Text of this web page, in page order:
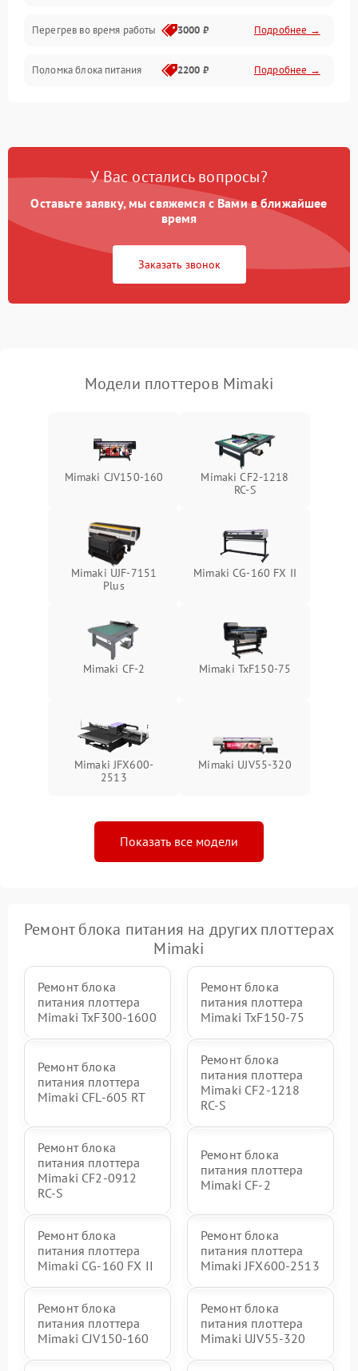
Корпус/Герметичность
Интерфейсы
Перегрев во время работы 3000 ₽ Подробнее →
Поломка блока питания 2200 ₽ Подробнее →
У Вас остались вопросы?
Оставьте заявку, мы свяжемся с Вами в ближайшее
время
Заказать звонок
Модели плоттеров Mimaki
Mimaki СJV150-160
Mimaki CF2-1218
RC-S
Mimaki UJF-7151
Plus
Mimaki CG-160 FX II
Mimaki CF-2 Mimaki TxF150-75
Mimaki JFX600-
2513
Mimaki UJV55-320
Показать все модели
Ремонт блока питания на других плоттерах
Mimaki
Ремонт блока
питания плоттера
Mimaki TxF300-1600
Ремонт блока
питания плоттера
Mimaki TxF150-75
Ремонт блока
питания плоттера
Mimaki CFL-605 RT
Ремонт блока
питания плоттера
Mimaki CF2-1218
RC-S
Ремонт блока
питания плоттера
Mimaki CF2-0912
RC-S
Ремонт блока
питания плоттера
Mimaki CF-2
Ремонт блока
питания плоттера
Mimaki CG-160 FX II
Ремонт блока
питания плоттера
Mimaki JFX600-2513
Ремонт блока
питания плоттера
Mimaki СJV150-160
Ремонт блока
питания плоттера
Mimaki UJV55-320